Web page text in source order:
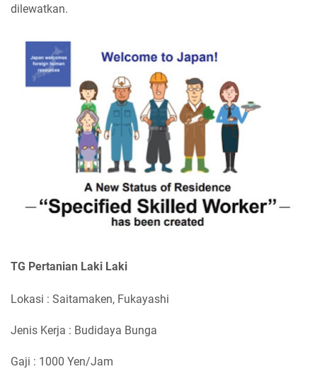
dilewatkan.
TG Pertanian Laki Laki
Lokasi : Saitamaken, Fukayashi
Jenis Kerja : Budidaya Bunga
Gaji : 1000 Yen/Jam